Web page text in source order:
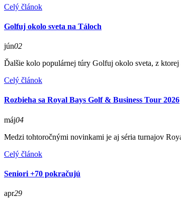
Celý článok
Golfuj okolo sveta na Táloch
jún02
Ďalšie kolo populárnej túry Golfuj okolo sveta, z
Celý článok
Rozbieha sa Royal Bays Golf & Business Tour 2026
máj04
Medzi tohtoročnými novinkami je aj séria turnajov
Celý článok
Seniori +70 pokračujú
apr29